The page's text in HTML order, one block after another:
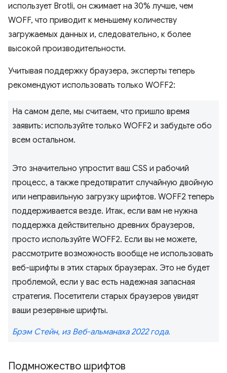
использует Brotli, он сжимает на 30% лучше, чем
WOFF, что приводит к меньшему количеству
загружаемых данных и, следовательно, к более
высокой производительности.
Учитывая поддержку браузера, эксперты теперь
рекомендуют использовать только WOFF2:
На самом деле, мы считаем, что пришло время
заявить: используйте только WOFF2 и забудьте обо
всем остальном.
Это значительно упростит ваш CSS и рабочий
процесс, а также предотвратит случайную двойную
или неправильную загрузку шрифтов. WOFF2 теперь
поддерживается везде. Итак, если вам не нужна
поддержка действительно древних браузеров,
просто используйте WOFF2. Если вы не можете,
рассмотрите возможность вообще не использовать
веб-шрифты в этих старых браузерах. Это не будет
проблемой, если у вас есть надежная запасная
стратегия. Посетители старых браузеров увидят
ваши резервные шрифты.
Брэм Стейн, из Веб-альманаха 2022 года.
Подмножество шрифтов